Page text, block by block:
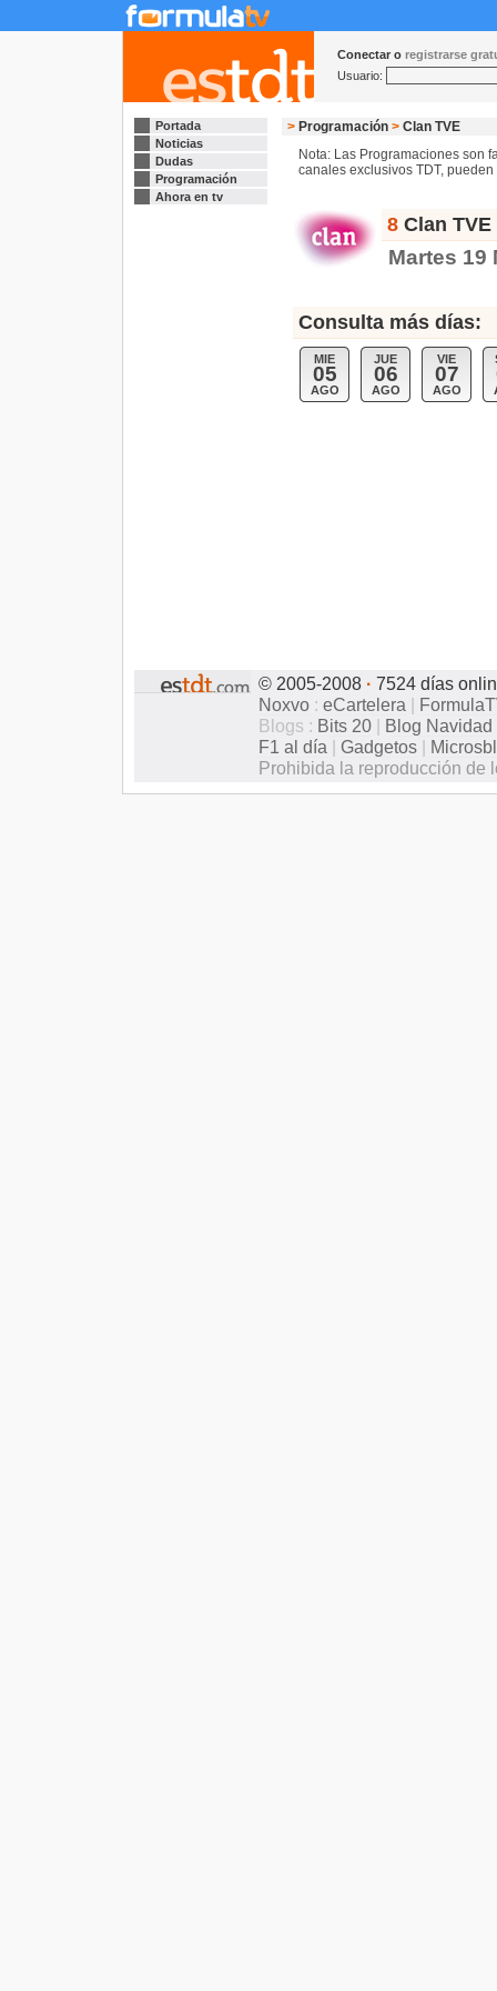
Conectar o registrarse
Usuario:
Portada
Noticias
Dudas
Programación
Ahora en tv
> Programación > Clan TVE
Nota: Las Programaciones son
canales exclusivos TDT,
8 Clan TVE
Martes 19
Consulta más días:
MIE
05
AGO
JUE
06
AGO
VIE
07
AGO
© 2005-2008 · 7524 días
Noxvo : eCartelera |
Blogs : Bits 20 | Blog Navidad
F1 al día | Gadgetos |
Prohibida la reproducción de